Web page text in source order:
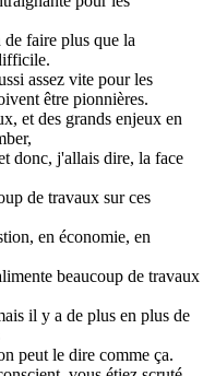
faire plus que la
assez vite pour les
être pionnières.
et des grands enjeux en
donc, j'allais dire, la face
de travaux sur ces
en économie, en
beaucoup de travaux
il y a de plus en plus de
peut le dire comme ça.